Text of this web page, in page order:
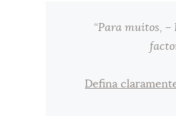
“Para muitos, –
Defina